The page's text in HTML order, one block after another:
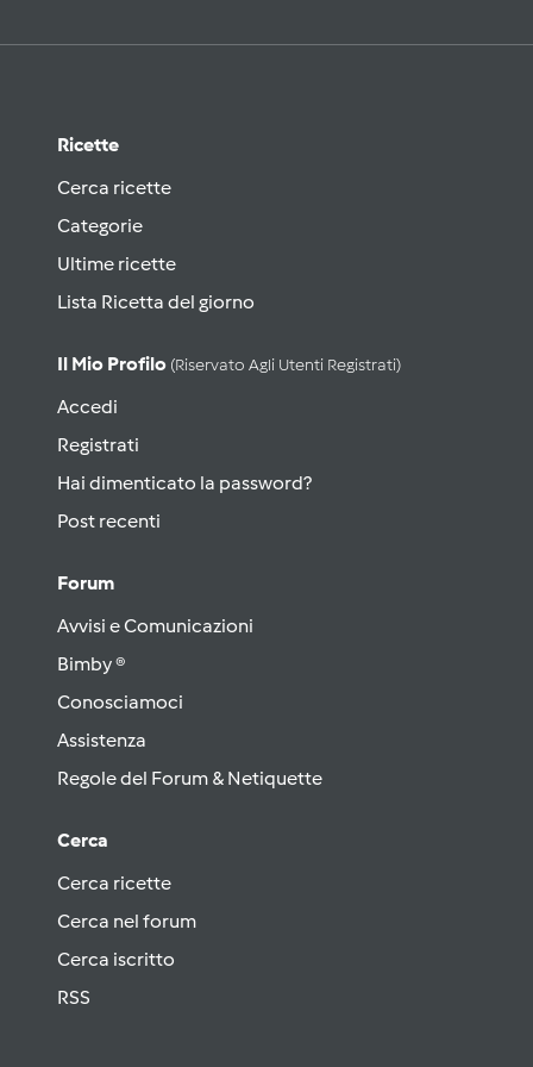
Ricette
Cerca ricette
Categorie
Ultime ricette
Lista Ricetta del giorno
Il Mio Profilo (riservato Agli Utenti Registrati)
Accedi
Registrati
Hai dimenticato la password?
Post recenti
Forum
Avvisi e Comunicazioni
Bimby ®
Conosciamoci
Assistenza
Regole del Forum & Netiquette
Cerca
Cerca ricette
Cerca nel forum
Cerca iscritto
RSS